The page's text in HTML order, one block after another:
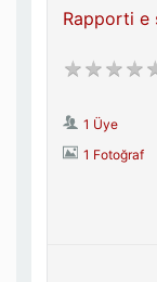
Rapporti e
1 Üye
1 Fotoğraf